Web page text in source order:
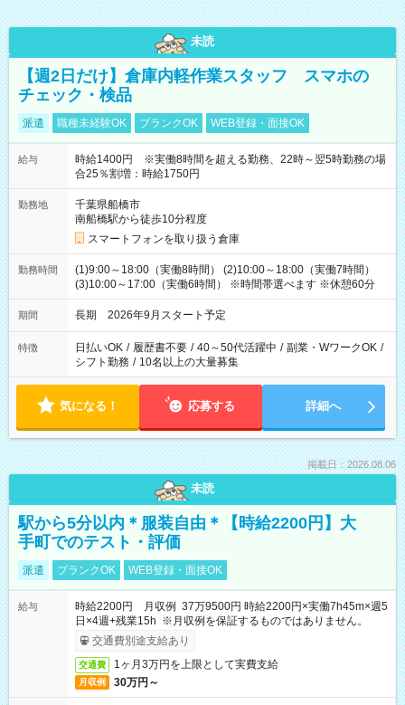
未読
【週2日だけ】倉庫内軽作業スタッフ スマホの
チェック・検品
派遣 職種未経験OK ブランクOK WEB登録・面接OK
給与
時給1400円 ※実働8時間を超える勤務、22時～翌5時勤務の場
合25％割増：時給1750円
勤務地
千葉県船橋市
南船橋駅から徒歩10分程度
スマートフォンを取り扱う倉庫
勤務時間
(1)9:00～18:00（実働8時間） (2)10:00～18:00（実働7時間）
(3)10:00～17:00（実働6時間） ※時間帯選べます ※休憩60分
期間 長期 2026年9月スタート予定
特徴 日払いOK / 履歴書不要 / 40～50代活躍中 / 副業・WワークOK /
シフト勤務 / 10名以上の大量募集
気になる！ 応募する 詳細へ
掲載日：2026.08.06
未読
駅から5分以内＊服装自由＊【時給2200円】大
手町でのテスト・評価
派遣 ブランクOK WEB登録・面接OK
給与
時給2200円 月収例 37万9500円 時給2200円×実働7h45m×週5
日×4週+残業15h ※月収例を保証するものではありません。
交通費別途支給あり
交通費 1ヶ月3万円を上限として実費支給
月収例 30万円～